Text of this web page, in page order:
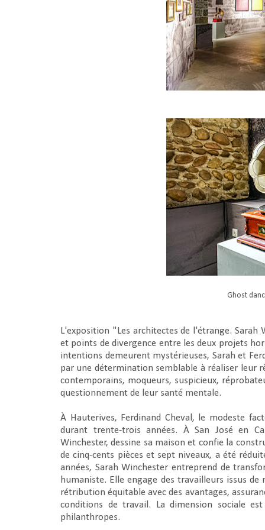
Ghost
L'exposition "Les architectes de l'étrange.
et points de divergence entre les deux projets
intentions demeurent mystérieuses, Sarah et
par une détermination semblable à réaliser leur
contemporains, moqueurs, suspicieux,
questionnement de leur santé mentale.
À Hauterives, Ferdinand Cheval, le modeste
durant trente-trois années. À San José en
Winchester, dessine sa maison et confie la
de cinq-cents pièces et sept niveaux, a été
années, Sarah Winchester entreprend de
humaniste. Elle engage des travailleurs issus
rétribution équitable avec des avantages,
conditions de travail. La dimension sociale
philanthropes.